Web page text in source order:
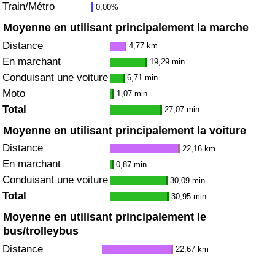
Train/Métro 0,00%
Moyenne en utilisant principalement la marche
Distance 4,77 km
En marchant 19,29 min
Conduisant une voiture 6,71 min
Moto 1,07 min
Total 27,07 min
Moyenne en utilisant principalement la voiture
Distance 22,16 km
En marchant 0,87 min
Conduisant une voiture 30,09 min
Total 30,95 min
Moyenne en utilisant principalement le
bus/trolleybus
Distance 22,67 km
Indice de Trafic par Pays